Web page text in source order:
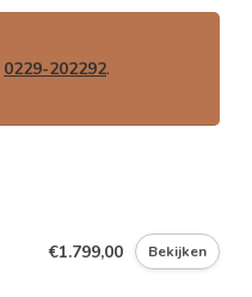
0229-202292.
€1.799,00 Bekijken